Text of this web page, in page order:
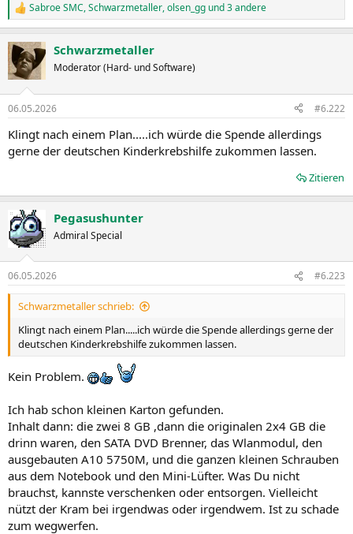
R
e
k
t
i
e
:
Sabroe SMC,Schwarzmetaller,olsen_gg und 3 andere
Schwarzmetaller
Moderator (Hard- und Software)
06.05.2026 #6.222
Klingt nach einem Plan.....ich würde die Spende allerdings
gerne der deutschen Kinderkrebshilfe zukommen lassen.
Zitieren
Pegasushunter
Admiral Special
06.05.2026 #6.223
Schwarzmetaller schrieb:
Klingt nach einem Plan.....ich würde die Spende allerdings gerne der
deutschen Kinderkrebshilfe zukommen lassen.
Kein Problem.
Ich hab schon kleinen Karton gefunden.
Inhalt dann: die zwei 8 GB ,dann die originalen 2x4 GB die
drinn waren, den SATA DVD Brenner, das Wlanmodul, den
ausgebauten A10 5750M, und die ganzen kleinen Schrauben
aus dem Notebook und den Mini-Lüfter. Was Du nicht
brauchst, kannste verschenken oder entsorgen. Vielleicht
nützt der Kram bei irgendwas oder irgendwem. Ist zu schade
zum wegwerfen.